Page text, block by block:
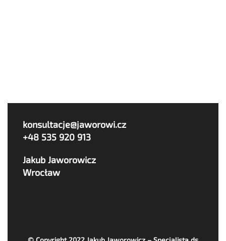
konsultacje@jaworowi.cz
+48 535 920 913
Jakub Jaworowicz
Wrocław